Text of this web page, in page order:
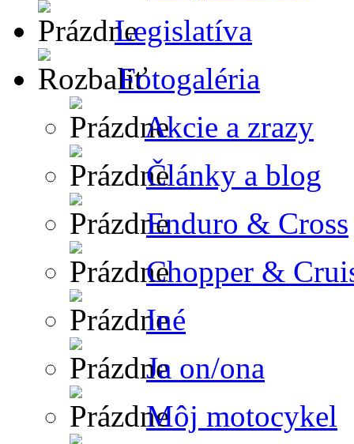
Legislatíva
Fotogaléria
Akcie a zrazy
Články a blog
Enduro & Cross
Chopper &
Iné
Ja on/ona
Môj motocykel